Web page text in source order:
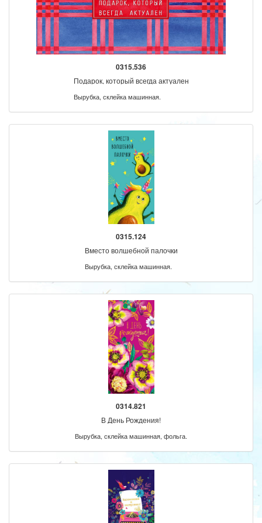
0315.536
Подарок, который всегда актуален
Вырубка, склейка машинная.
0315.124
Вместо волшебной палочки
Вырубка, склейка машинная.
0314.821
В День Рождения!
Вырубка, склейка машинная, фольга.